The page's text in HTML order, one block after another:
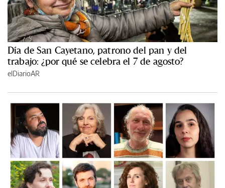
Día de San Cayetano, patrono del pan y del
trabajo: ¿por qué se celebra el 7 de agosto?
elDiarioAR